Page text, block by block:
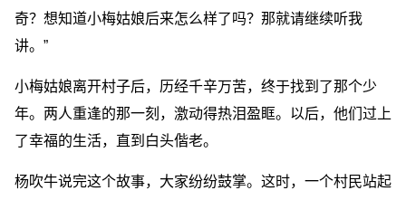
奇？想知道小梅姑娘后来怎么样了吗？那就请继续听我
讲。”
小梅姑娘离开村子后，历经千辛万苦，终于找到了那个少
年。两人重逢的那一刻，激动得热泪盈眶。以后，他们过上
了幸福的生活，直到白头偕老。
杨吹牛说完这个故事，大家纷纷鼓掌。这时，一个村民站起